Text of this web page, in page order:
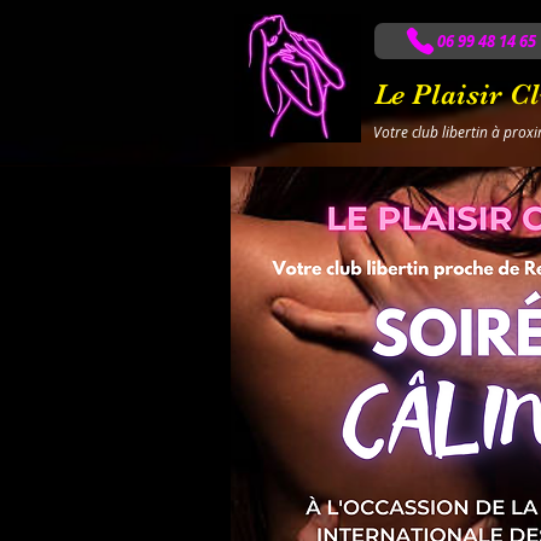
Le Plaisir
Votre club libertin à
06 99 48 14 65